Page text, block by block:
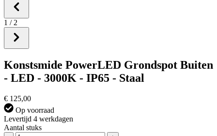
1 / 2
Konstsmide PowerLED Grondspot Buiten
- LED - 3000K - IP65 - Staal
€ 125,00
Op voorraad
Levertijd 4 werkdagen
Aantal stuks